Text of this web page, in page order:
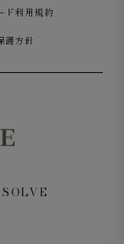
ド利用規約
護方針